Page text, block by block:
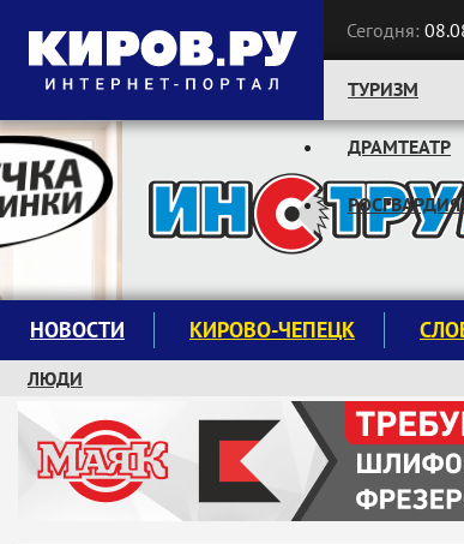
Сегодня:
Следите за новостями:
ТУРИЗМ
ДРАМТЕАТР
НОВОСТИ КИРОВО-ЧЕПЕЦК
ЛЮДИ
КРУЖКИ И СЕКЦИИ
ЗАВОДУ "МАЯК" 85 ЛЕТ
ЭКОЛОГИЯ